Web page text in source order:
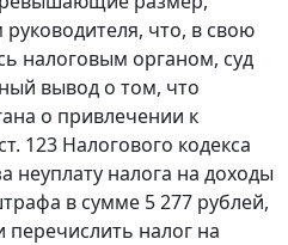
что, в свою
налоговым органом, суд
вывод о том, что
о привлечении к
123 Налогового кодекса
неуплату налога на доходы
в сумме 5 277 рублей,
налог на